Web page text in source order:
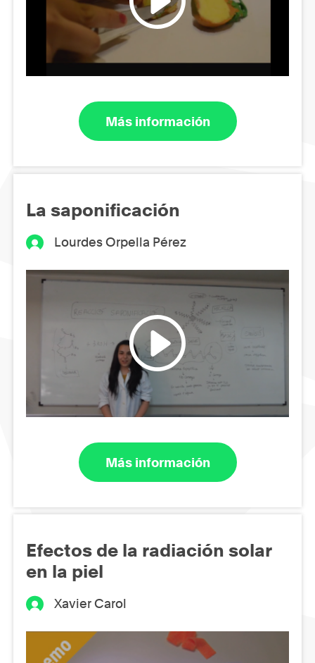
Más información
La saponificación
Lourdes Orpella Pérez
Más información
Efectos de la radiación solar
en la piel
Xavier Carol